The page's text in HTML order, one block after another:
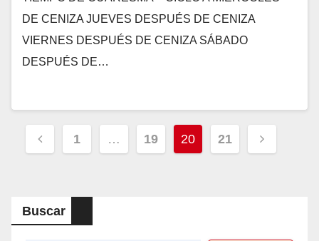
DE CENIZA JUEVES DESPUÉS DE CENIZA
VIERNES DESPUÉS DE CENIZA SÁBADO
DESPUÉS DE…
Paginación
entradas
1 … 19 20 21
Buscar